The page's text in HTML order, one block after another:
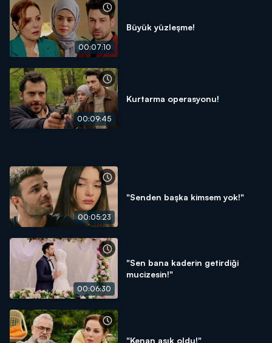
00:07:10
Büyük yüzleşme!
00:09:45
Kurtarma operasyonu!
00:05:23
"Senden başka kimsem yok!"
00:06:30
"Sen bana kaderin getirdiği
mucizesin!"
"Kenan aşık oldu!"